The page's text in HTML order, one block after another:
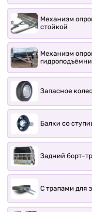
Механизм
стойкой
Механизм
Запасное
Балки со
Задний борт-
С трапами для